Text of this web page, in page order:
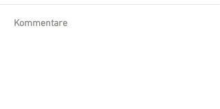
Kommentare